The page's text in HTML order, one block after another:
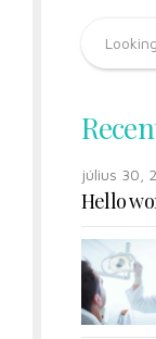
július 30,
Hello